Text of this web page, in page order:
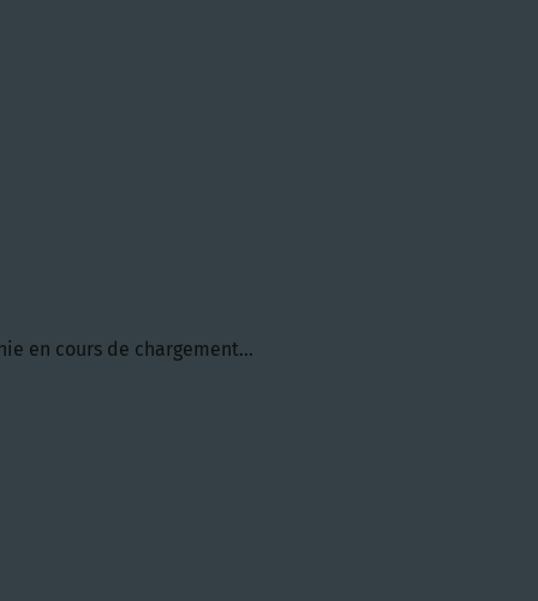
en cours de chargement...